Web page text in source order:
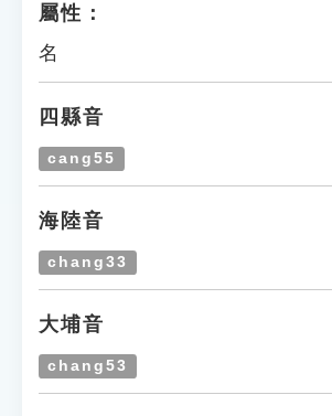
屬性：
名
四縣音
cang55
海陸音
chang33
大埔音
chang53